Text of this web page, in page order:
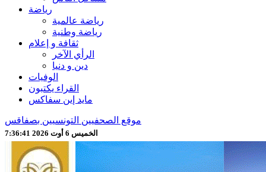
رياضة
رياضة عالمية
رياضة وطنية
ثقافة و إعلام
الرأي الآخر
دين و دنيا
الوفيات
القراء يكتبون
مايد إين سفاكس
موقع الصحفيين التونسيين بصفاقس
الخميس 6 أوت 2026 7:36:43